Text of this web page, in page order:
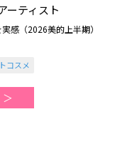
ーティスト
感（2026美的上半期）
コスメ